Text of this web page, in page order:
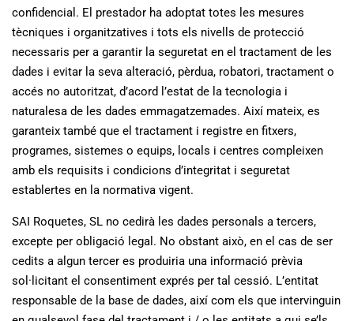
confidencial. El prestador ha adoptat totes les mesures
tècniques i organitzatives i tots els nivells de protecció
necessaris per a garantir la seguretat en el tractament de les
dades i evitar la seva alteració, pèrdua, robatori, tractament o
accés no autoritzat, d’acord l’estat de la tecnologia i
naturalesa de les dades emmagatzemades. Així mateix, es
garanteix també que el tractament i registre en fitxers,
programes, sistemes o equips, locals i centres compleixen
amb els requisits i condicions d’integritat i seguretat
establertes en la normativa vigent.
SAI Roquetes, SL no cedirà les dades personals a tercers,
excepte per obligació legal. No obstant això, en el cas de ser
cedits a algun tercer es produiria una informació prèvia
sol·licitant el consentiment exprés per tal cessió. L’entitat
responsable de la base de dades, així com els que intervinguin